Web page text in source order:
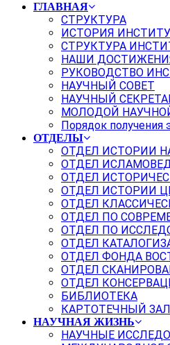
ГЛАВНАЯ
СТРУКТУРА
ИСТОРИЯ
СТРУКТУРА
НАШИ
РУКОВОДСТВО
НАУЧНЫЙ СОВЕТ
НАУЧНЫЙ
МОЛОДОЙ
Порядок получения
ОТДЕЛЫ
ОТДЕЛ ИСТОРИИ
ОТДЕЛ
ОТДЕЛ
ОТДЕЛ ИСТОРИИ
ОТДЕЛ
ОТДЕЛ ПО
ОТДЕЛ ПО
ОТДЕЛ
ОТДЕЛ ФОНДА
ОТДЕЛ
ОТДЕЛ
БИБЛИОТЕКА
КАРТОТЕЧНЫЙ ЗАЛ
НАУЧНАЯ ЖИЗНЬ
НАУЧНЫЕ